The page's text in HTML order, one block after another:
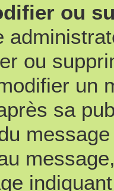
ou
ou
un
sa
message